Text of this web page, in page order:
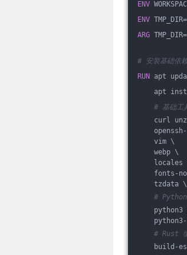
ENV
ENV
ARG
# 安装基础依
RUN apt
apt
# 基础工
curl
openssh-
vim \
webp \
locales
fonts-
tzdata \
#
python3
python3-
# Rust
build-